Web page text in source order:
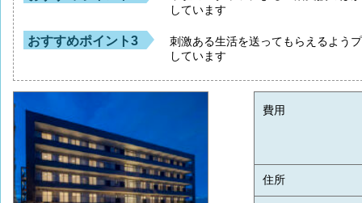
しています
おすすめポイント3
刺激ある生活を送ってもらえるよう
しています
費用
住所